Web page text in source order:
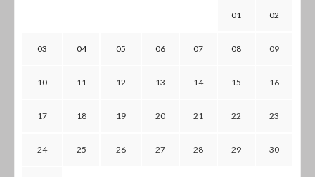
01 02
03 04 05 06 07 08 09
10 11 12 13 14 15 16
17 18 19 20 21 22 23
24 25 26 27 28 29 30